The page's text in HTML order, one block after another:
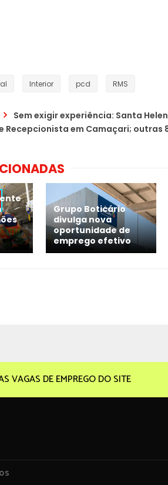
Interior pcd RMS
Sem exigir experiência: Santa
Recepcionista em Camaçari; outras
Grupo Boticário
divulga nova
oportunidade de
emprego efetivo
VAGAS DE EMPREGO DO SITE